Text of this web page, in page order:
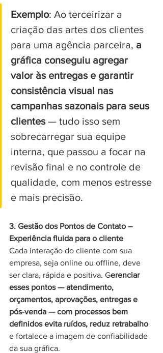
Exemplo: Ao terceirizar a
criação das artes dos clientes
para uma agência parceira, a
gráfica conseguiu agregar
valor às entregas e garantir
consistência visual nas
campanhas sazonais para seus
clientes — tudo isso sem
sobrecarregar sua equipe
interna, que passou a focar na
revisão final e no controle de
qualidade, com menos estresse
e mais precisão.
3. Gestão dos Pontos de Contato –
Experiência fluida para o cliente
Cada interação do cliente com sua
empresa, seja online ou offline, deve
ser clara, rápida e positiva. Gerenciar
esses pontos — atendimento,
orçamentos, aprovações, entregas e
pós-venda — com processos bem
definidos evita ruídos, reduz retrabalho
e fortalece a imagem de confiabilidade
da sua gráfica.